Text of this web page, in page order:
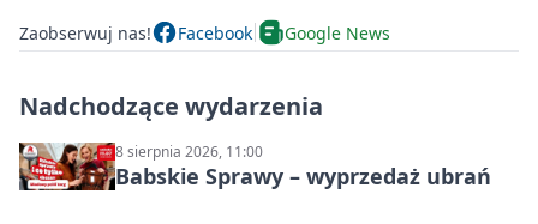
Zaobserwuj nas! Facebook Google News
Nadchodzące wydarzenia
8 sierpnia 2026, 11:00
Babskie Sprawy – wyprzedaż ubrań